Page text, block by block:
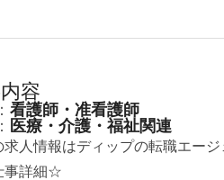
容
看護師・准看護師
医療・介護・福祉関連
人情報はディップの転職エージ
事詳細☆